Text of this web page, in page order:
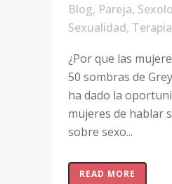
Blog, Pareja,
Sexualidad,
¿Por que las
50 sombras de
ha dado la
mujeres de hablar
sobre sexo...
READ MORE